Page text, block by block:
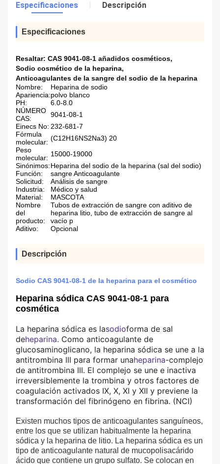
Especificaciones Descripción
Especificaciones
Resaltar: CAS 9041-08-1 añadidos cosméticos,
Sodio cosmético de la heparina,
Anticoagulantes de la sangre del sodio de la heparina
Nombre:
Heparina de sodio
Apariencia:polvo blanco
PH:
6.0-8.0
NÚMERO
CAS:
9041-08-1
Einecs No: 232-681-7
Fórmula
molecular: (C12H16NS2Na3) 20
Peso
molecular: 15000-19000
Sinónimos:Heparina del sodio de la heparina (sal del sodio)
Función:
sangre Anticoagulante
Solicitud:
Análisis de sangre
Industria:
Médico y salud
Material:
MASCOTA
Nombre
del
producto:
Tubos de extracción de sangre con aditivo de
heparina litio, tubo de extracción de sangre al
vacío p
Aditivo:
Opcional
Descripción
Sodio CAS 9041-08-1 de la heparina para el cosmético
Heparina sódica CAS 9041-08-1 para
cosmética
La heparina sódica es lasodioforma de sal
deheparina. Como anticoagulante de
glucosaminoglicano, la heparina sódica se une a la
antitrombina III para formar unaheparina-complejo
de antitrombina III. El complejo se une e inactiva
irreversiblemente la trombina y otros factores de
coagulación activados IX, X, XI y XII y previene la
transformación del fibrinógeno en fibrina. (NCI)
Existen muchos tipos de anticoagulantes sanguíneos,
entre los que se utilizan habitualmente la heparina
sódica y la heparina de litio. La heparina sódica es un
tipo de anticoagulante natural de mucopolisacárido
ácido que contiene un grupo sulfato. Se colocan en